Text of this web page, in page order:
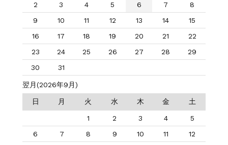
2
3 4 5 6 7
8
9
10 11 12 13 14
15
16
17 18 19 20 21
22
23
24 25 26 27 28
29
30
31
翌月(2026年9月)
日 月 火 水 木 金 土
1 2 3 4
5
6
7 8 9 10 11
12